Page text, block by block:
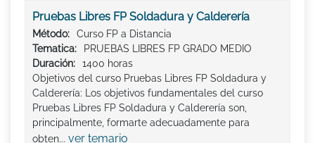
Pruebas Libres FP Soldadura y Calderería
Método:
Curso FP a Distancia
Tematica:
PRUEBAS LIBRES FP GRADO MEDIO
Duración:
1400 horas
Objetivos del curso Pruebas Libres FP Soldadura y
Calderería: Los objetivos fundamentales del curso
Pruebas Libres FP Soldadura y Calderería son,
principalmente, formarte adecuadamente para
obten... ver temario